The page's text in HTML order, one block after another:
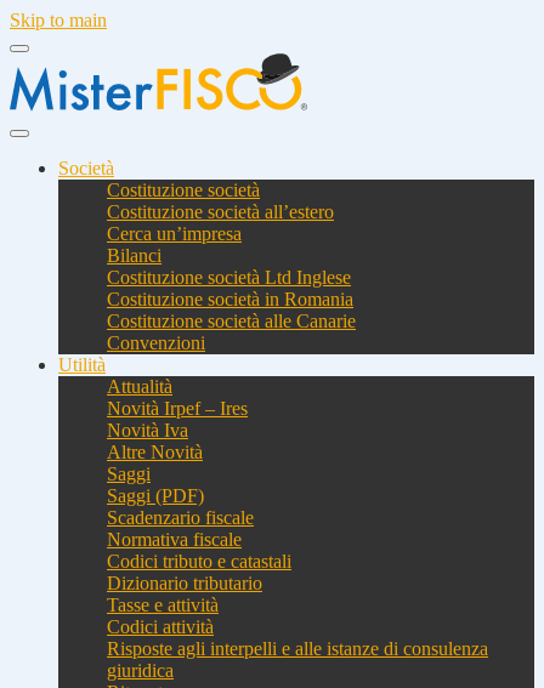
Skip to main
Società
Costituzione società
Costituzione società all’estero
Cerca un’impresa
Bilanci
Costituzione società Ltd Inglese
Costituzione società in Romania
Costituzione società alle Canarie
Convenzioni
Utilità
Attualità
Novità Irpef – Ires
Novità Iva
Altre Novità
Saggi
Saggi (PDF)
Scadenzario fiscale
Normativa fiscale
Codici tributo e catastali
Dizionario tributario
Tasse e attività
Codici attività
Risposte agli interpelli e alle istanze di consulenza
giuridica